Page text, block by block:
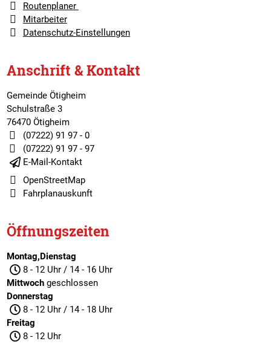
Routenplaner
Mitarbeiter
Datenschutz-Einstellungen
Anschrift & Kontakt
Gemeinde Ötigheim
Schulstraße 3
76470 Ötigheim
(07222) 91 97 - 0
(07222) 91 97 - 97
E-Mail-Kontakt
OpenStreetMap
Fahrplanauskunft
Öffnungszeiten
Montag,Dienstag
8 - 12 Uhr / 14 - 16 Uhr
Mittwochgeschlossen
Donnerstag
8 - 12 Uhr / 14 - 18 Uhr
Freitag
8 - 12 Uhr